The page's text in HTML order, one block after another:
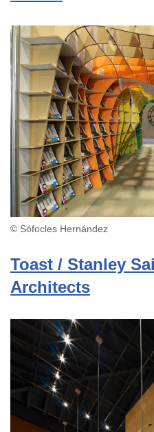
© Sófocles Hernández
Toast / Stanley
Architects